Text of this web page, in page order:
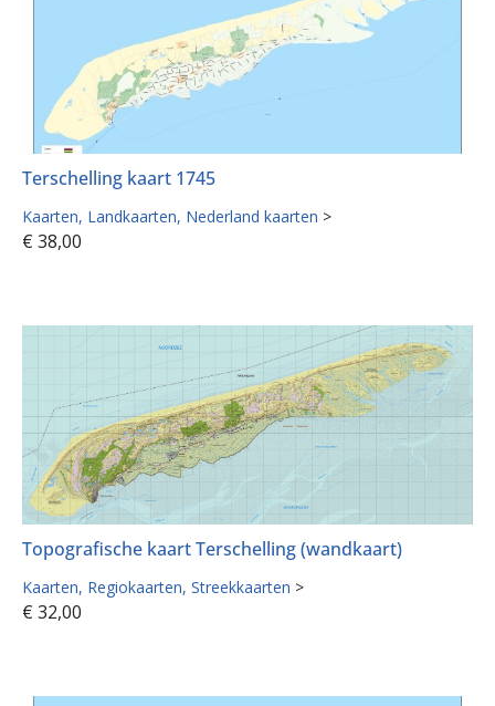
Terschelling kaart 1745
Kaarten Landkaarten Nederland kaarten >
€ 38,00
Topografische kaart Terschelling (wandkaart)
Kaarten Regiokaarten Streekkaarten >
€ 32,00